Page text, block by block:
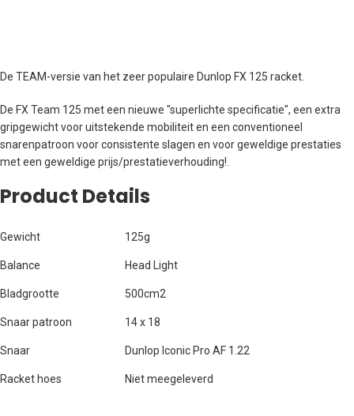
De TEAM-versie van het zeer populaire Dunlop FX 125 racket.
De FX Team 125 met een nieuwe "superlichte specificatie", een extra
gripgewicht voor uitstekende mobiliteit en een conventioneel
snarenpatroon voor consistente slagen en voor geweldige prestaties
met een geweldige prijs/prestatieverhouding!.
Product Details
Gewicht 125g
Balance Head Light
Bladgrootte 500cm2
Snaar patroon 14 x 18
Snaar Dunlop Iconic Pro AF 1.22
Racket hoes Niet meegeleverd